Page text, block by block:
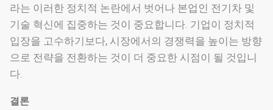
라는 이러한 정치적 논란에서 벗어나 본업인 전기차 및
기술 혁신에 집중하는 것이 중요합니다. 기업이 정치적
입장을 고수하기보다, 시장에서의 경쟁력을 높이는 방향
으로 전략을 전환하는 것이 더 중요한 시점이 될 것입니
다.
결론